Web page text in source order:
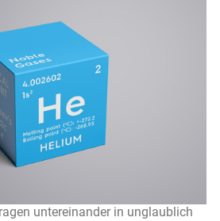
untereinander in unglaublich